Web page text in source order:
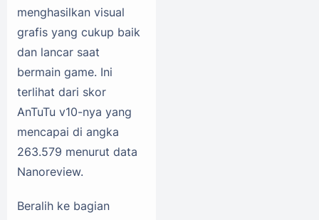
menghasilkan visual
grafis yang cukup baik
dan lancar saat
bermain game. Ini
terlihat dari skor
AnTuTu v10-nya yang
mencapai di angka
263.579 menurut data
Nanoreview.
Beralih ke bagian